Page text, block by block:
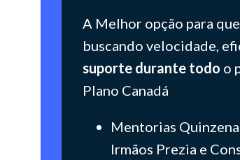
A Melhor opção para
buscando velocidade,
suporte durante todo o
Plano Canadá
Mentorias
Irmãos Prezia e